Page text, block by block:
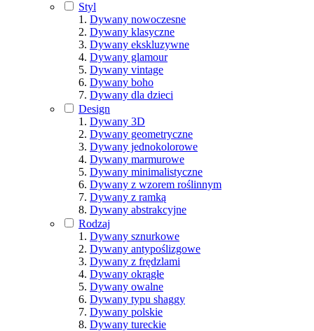
Styl
Dywany nowoczesne
Dywany klasyczne
Dywany ekskluzywne
Dywany glamour
Dywany vintage
Dywany boho
Dywany dla dzieci
Design
Dywany 3D
Dywany geometryczne
Dywany jednokolorowe
Dywany marmurowe
Dywany minimalistyczne
Dywany z wzorem roślinnym
Dywany z ramką
Dywany abstrakcyjne
Rodzaj
Dywany sznurkowe
Dywany antypoślizgowe
Dywany z frędzlami
Dywany okrągłe
Dywany owalne
Dywany typu shaggy
Dywany polskie
Dywany tureckie